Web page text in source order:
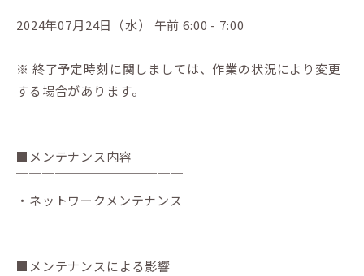
2024年07月24日（水） 午前 6:00 - 7:00
※ 終了予定時刻に関しましては、作業の状況により変更
する場合があります。
■メンテナンス内容
￣￣￣￣￣￣￣￣￣￣￣￣￣
・ネットワークメンテナンス
■メンテナンスによる影響